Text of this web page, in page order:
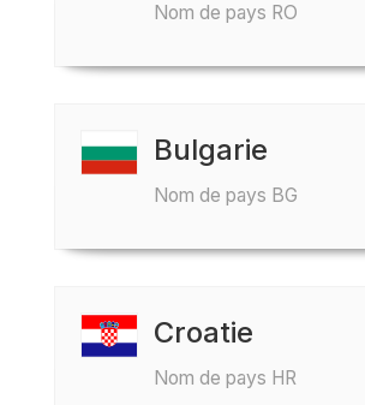
Nom de pays RO
Bulgarie
Nom de pays BG
Croatie
Nom de pays HR